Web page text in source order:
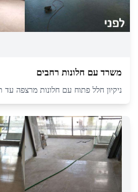
משרד עם חלונות רחבים
ניקיון חלל פתוח עם חלונות מרצפה